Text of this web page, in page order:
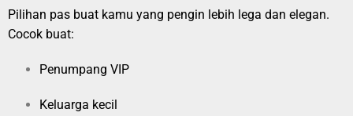
Pilihan pas buat kamu yang pengin lebih lega dan elegan.
Cocok buat:
Penumpang VIP
Keluarga kecil